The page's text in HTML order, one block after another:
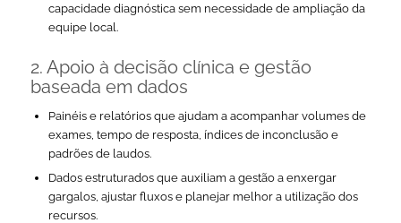
capacidade diagnóstica sem necessidade de ampliação da
equipe local.
2. Apoio à decisão clínica e gestão
baseada em dados
Painéis e relatórios que ajudam a acompanhar volumes de
exames, tempo de resposta, índices de inconclusão e
padrões de laudos.
Dados estruturados que auxiliam a gestão a enxergar
gargalos, ajustar fluxos e planejar melhor a utilização dos
recursos.